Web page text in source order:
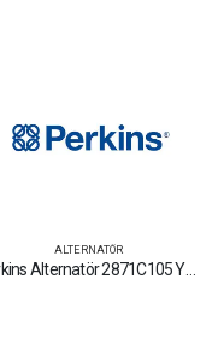
ALTERNATÖR
Perkins Alternatör 2871C105 Yedek Parça Fiyat Tamir Bakım Satan Firmalar